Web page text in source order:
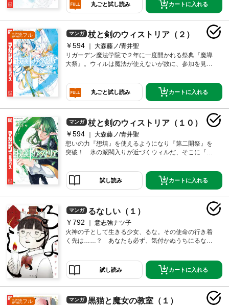
丸ごと試し読み カートに入れる
試読フル マンガ 杖と剣のウィストリア（２）
￥594
大森藤ノ/青井聖
リガーデン魔法学院で２年に一度開かれる祭典『魔導
大祭』。ウィルは魔法が使えないが故に、参加を見送
丸ごと試し読み カートに入れる
マンガ 杖と剣のウィストリア（１０）
￥594
大森藤ノ/青井聖
想いの力『想填』を使えるようになり『第二開祭』を
突破！ 氷の派閥入りが近づくウィルだ、そこに『雷
試し読み カートに入れる
マンガ るなしい（１）
￥792
意志強ナツ子
火神の子として生きる少女、るな。その使命の行き着
く先は……？ あなたも必ず、気付かぬうちにるなの
試し読み カートに入れる
試読フル マンガ 黒猫と魔女の教室（１）